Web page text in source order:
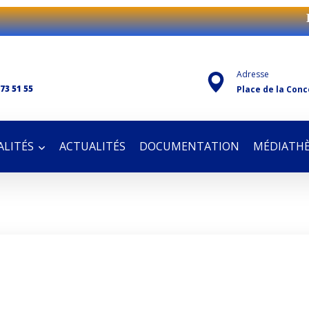
51 55
Adresse
Place de la
ACTUALITÉS DOCUMENTATION